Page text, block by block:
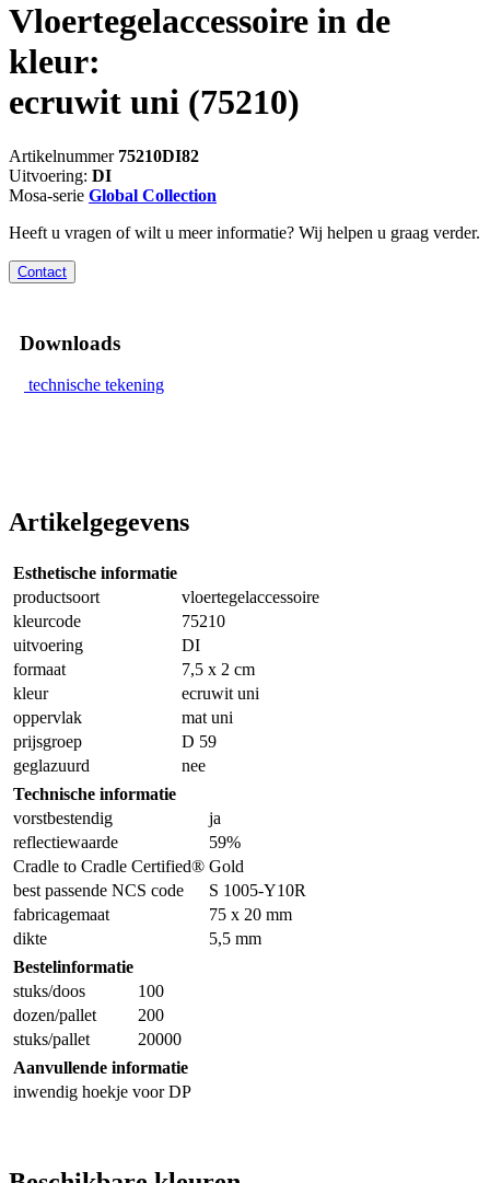
Vloertegelaccessoire in de
kleur:
ecruwit uni (75210)
Artikelnummer 75210DI82
Uitvoering: DI
Mosa-serie Global Collection
Heeft u vragen of wilt u meer informatie? Wij helpen u graag verder.
Contact
Downloads
technische tekening
Artikelgegevens
Esthetische informatie
productsoort
vloertegelaccessoire
kleurcode
75210
uitvoering
DI
formaat
7,5 x 2 cm
kleur
ecruwit uni
oppervlak
mat uni
prijsgroep
D 59
geglazuurd
nee
Technische informatie
vorstbestendig
ja
reflectiewaarde
59%
Cradle to Cradle Certified® Gold
best passende NCS code
S 1005-Y10R
fabricagemaat
75 x 20 mm
dikte
5,5 mm
Bestelinformatie
stuks/doos
100
dozen/pallet
200
stuks/pallet
20000
Aanvullende informatie
inwendig hoekje voor DP